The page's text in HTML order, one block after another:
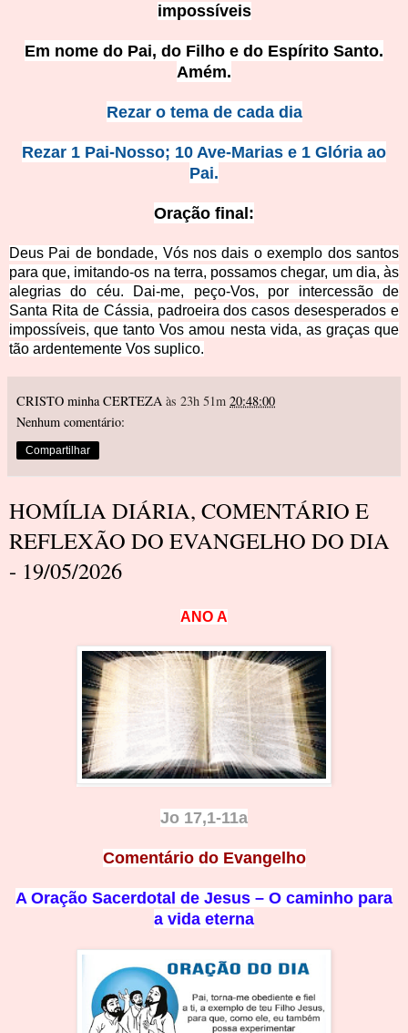
impossíveis
Em nome do Pai, do Filho e do Espírito Santo.
Amém.
Rezar o tema de cada dia
Rezar 1 Pai-Nosso; 10 Ave-Marias e 1 Glória ao
Pai.
Oração final:
Deus Pai de bondade, Vós nos dais o exemplo dos santos
para que, imitando-os na terra, possamos chegar, um dia, às
alegrias do céu. Dai-me, peço-Vos, por intercessão de
Santa Rita de Cássia, padroeira dos casos desesperados e
impossíveis, que tanto Vos amou nesta vida, as graças que
tão ardentemente Vos suplico.
CRISTO minha CERTEZA às 23h 51m 20:48:00
Nenhum comentário:
Compartilhar
HOMÍLIA DIÁRIA, COMENTÁRIO E
REFLEXÃO DO EVANGELHO DO DIA
- 19/05/2026
A NO A
Jo 17,1-11a
Comentário do Evangelho
A Oração Sacerdotal de Jesus – O caminho para
a vida eterna